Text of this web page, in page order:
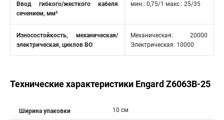
Ввод гибкого/жесткого кабеля
сечением, мм²
мин.: 0,75/1 макс.: 25/35
Износостойкость, механическая/
электрическая, циклов ВО
Механическая: 20000
Электрическая: 10000
Технические характеристики Engard Z6063B-25
Ширина упаковки 10 см